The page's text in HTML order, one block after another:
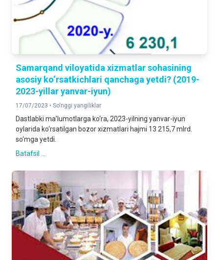
Samarqand viloyatida xizmatlar sohasining
asosiy ko‘rsatkichlari qanchaga yetdi? (2019-
2023-yillar yanvar-iyun)
17/07/2023 • So‘nggi yangiliklar
Dastlabki ma’lumotlarga ko‘ra, 2023-yilning yanvar-iyun
oylarida ko‘rsatilgan bozor xizmatlari hajmi 13 215,7 mlrd.
so‘mga yetdi.
Batafsil ...